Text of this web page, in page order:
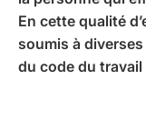
En cette qualité
soumis à
du code du